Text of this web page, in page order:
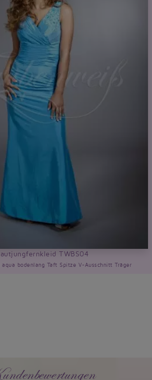
TWBS04
bodenlang Taft Spitze V-Ausschnitt Träger